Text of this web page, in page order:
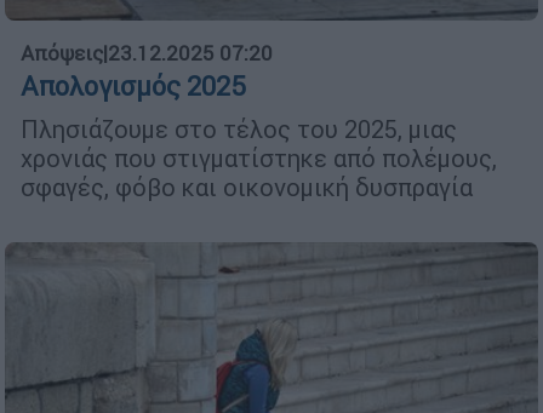
Απόψεις|23.12.2025 07:20
Απολογισμός 2025
Πλησιάζουμε στο τέλος του 2025, μιας
χρονιάς που στιγματίστηκε από πολέμους,
σφαγές, φόβο και οικονομική δυσπραγία